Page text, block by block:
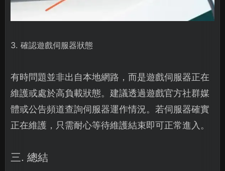
3. 確認遊戲伺服器狀態
有時問題並非出自本地網路，而是遊戲伺服器正在
維護或處於高負載狀態。建議透過遊戲官方社群媒
體或公告頻道查詢伺服器運作情況。若伺服器確實
正在維護，只需耐心等待維護結束即可正常進入。
三. 總結